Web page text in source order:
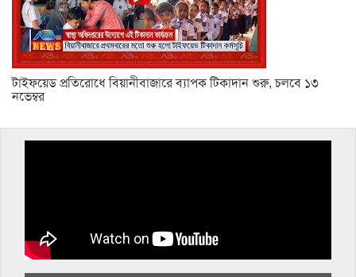
টাইফয়েড প্রতিরোধে বিয়ানীবাজারে ব্যাপক টিকাদান শুরু, চলবে ১৩
নভেম্বর